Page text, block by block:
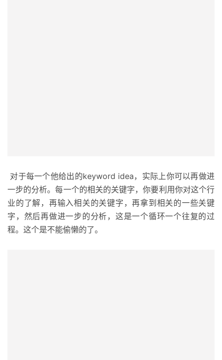
首
页
推
广
对于每一个他给出的keyword idea，实际上你可以再做进
一步的分析。每一个的相关的关键字，你要利用你对这个行
业的了解，再输入相关的关键字，再拿到相关的一些关键
字，然后再做进一步的分析，这是一个循环一个往复的过
程。这个是不能偷懒的了。